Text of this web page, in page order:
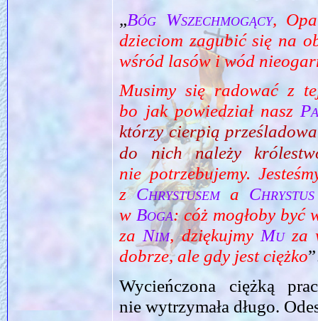
„Bóg Wszechmogący,
dzieciom zagubić się na
wśród lasów i wód
Musimy się radować z
bo jak powiedział nasz
którzy cierpią
do nich należy
nie potrzebujemy.
zChrystusema Chrystus
w Boga: cóż mogłoby być
za Nim, dziękujmy Muza
dobrze, ale gdy jest ciężko
Wycieńczona ciężką
nie wytrzymała długo.